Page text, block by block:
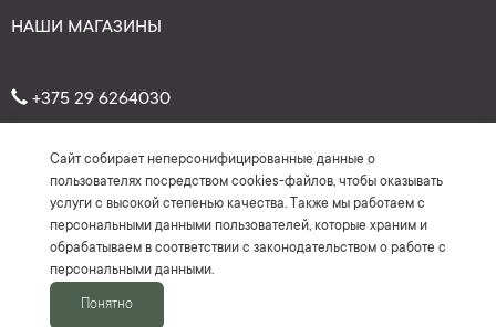
НАШИ МАГАЗИНЫ
+375 29 6264030
Рейтинг: 4.7 ★ ★★ ★★
(На основе более 150 отзывов)
Сайт собирает неперсонифицированные данные о
пользователях посредством cookies-файлов, чтобы оказывать
услуги с высокой степенью качества. Также мы работаем с
персональными данными пользователей, которые храним и
обрабатываем в соответствии с законодательством о работе с
персональными данными.
Понятно